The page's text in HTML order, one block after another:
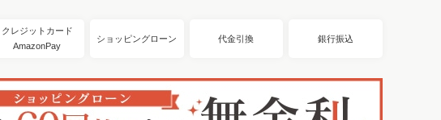
クレジットカード
AmazonPay
ショッピングローン 代金引換 銀行振込